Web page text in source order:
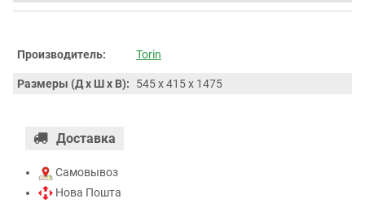
Производитель: Torin
Размеры (Д x Ш x В): 545 x 415 x 1475
Доставка
Самовывоз
Нова Пошта